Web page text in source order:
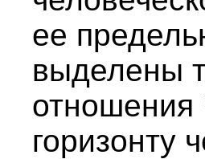
ее
выделены
горизонту